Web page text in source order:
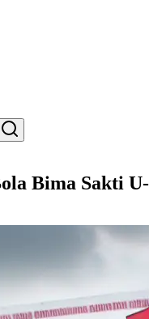
Search
Bima Sakti